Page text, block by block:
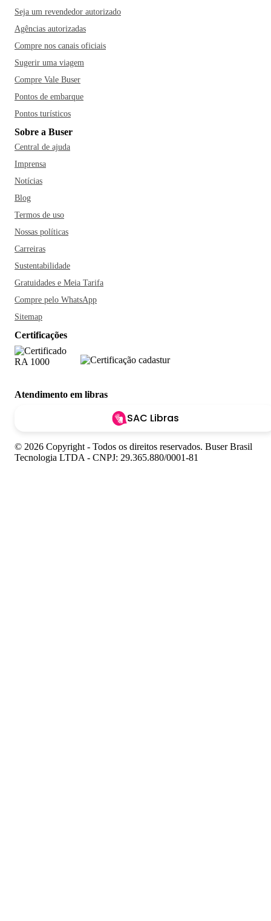
Seja um revendedor autorizado
Agências autorizadas
Compre nos canais oficiais
Sugerir uma viagem
Compre Vale Buser
Pontos de embarque
Pontos turísticos
Sobre a Buser
Central de ajuda
Imprensa
Notícias
Blog
Termos de uso
Nossas políticas
Carreiras
Sustentabilidade
Gratuidades e Meia Tarifa
Compre pelo WhatsApp
Sitemap
Certificações
Atendimento em libras
SAC Libras
© 2026 Copyright - Todos os direitos reservados. Buser Brasil
Tecnologia LTDA - CNPJ: 29.365.880/0001-81